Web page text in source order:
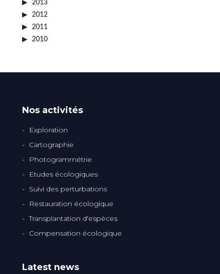
2013
2012
2011
2010
Nos activités
Exploration
Cartographie
Photogrammétrie
Etudes écologiques
Suivi des perturbations
Restauration écologique
Transplantation d'espèces
Compensation écologique
Latest news